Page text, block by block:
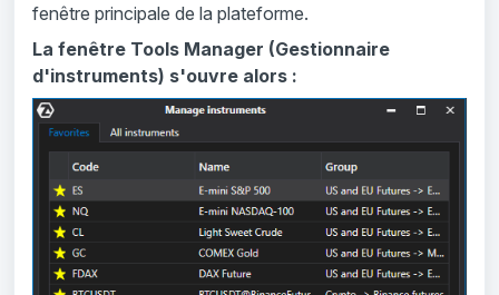
fenêtre principale de la plateforme.
La fenêtre Tools Manager (Gestionnaire
d'instruments) s'ouvre alors :